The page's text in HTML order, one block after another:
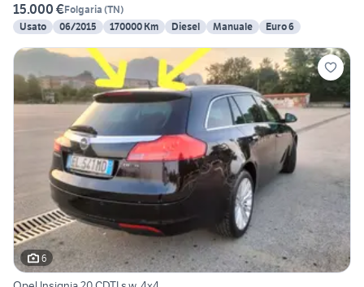
15.000 €Folgaria (TN)
Usato
06/2015 170000 Km Diesel Manuale Euro 6
6